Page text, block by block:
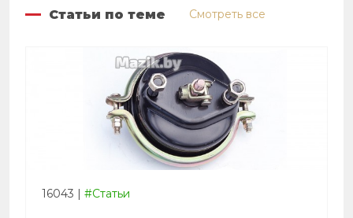
Статьи по теме Смотреть все
16043 | #Статьи